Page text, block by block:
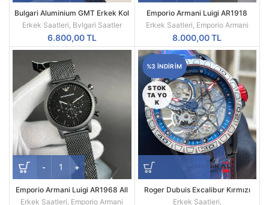
Bulgari Aluminium GMT Erkek Kol
Saati
Erkek Saatleri, Bvlgari Saatler
6.800,00TL
Emporio Armani Luigi AR1918
Replika Erkek Kol Saati
Erkek Saatleri, Emporio Armani
8.000,00TL
Emporio Armani Luigi AR1968 All
Black Mesh Siyah Kadran Siyah
Erkek Saatleri Emporio Armani
%3 INDIRIM
STOK
TA YO
K
Roger Dubuis Excalibur Kırmızı
Spider Pirelli Replika Erkek Saati
Erkek Saatleri